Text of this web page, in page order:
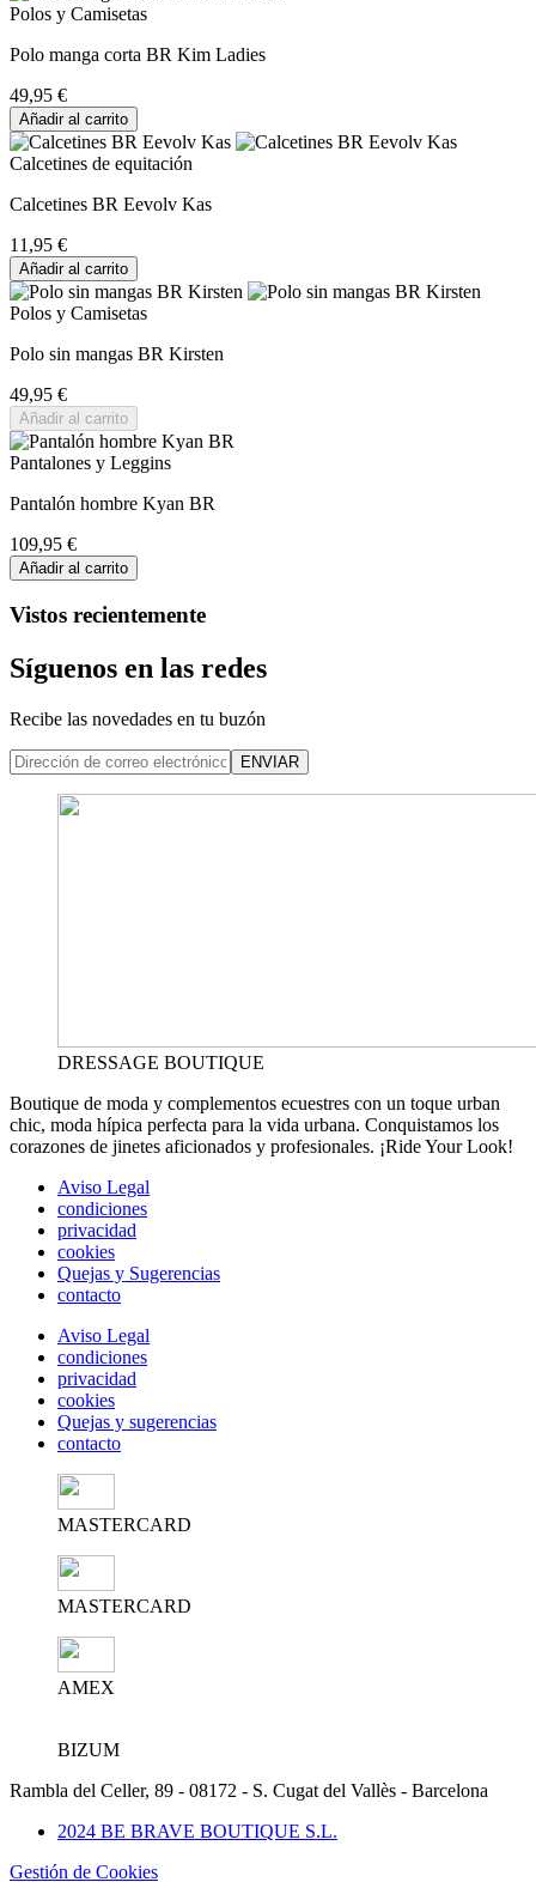
Polos y Camisetas
Polo manga corta BR Kim Ladies
49,95 €
Añadir al carrito
Calcetines de equitación
Calcetines BR Eevolv Kas
11,95 €
Añadir al carrito
Polos y Camisetas
Polo sin mangas BR Kirsten
49,95 €
Añadir al carrito
Pantalones y Leggins
Pantalón hombre Kyan BR
109,95 €
Añadir al carrito
Vistos recientemente
Síguenos en las redes
Recibe las novedades en tu buzón
ENVIAR
DRESSAGE BOUTIQUE
Boutique de moda y complementos ecuestres con un toque urban
chic, moda hípica perfecta para la vida urbana. Conquistamos los
corazones de jinetes aficionados y profesionales. ¡Ride Your Look!
Aviso Legal
condiciones
privacidad
cookies
Quejas y Sugerencias
contacto
Aviso Legal
condiciones
privacidad
cookies
Quejas y sugerencias
contacto
MASTERCARD
MASTERCARD
AMEX
BIZUM
Rambla del Celler, 89 - 08172 - S. Cugat del Vallès - Barcelona
2024 BE BRAVE BOUTIQUE S.L.
Gestión de Cookies